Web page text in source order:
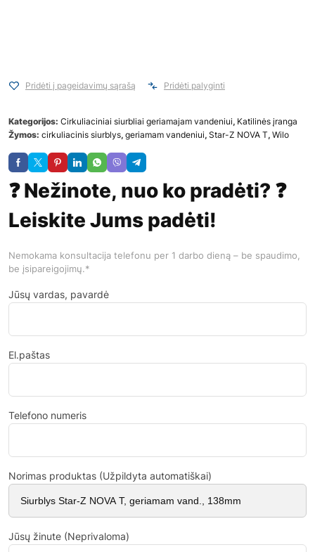
Pridėti į pageidavimų sąrašą Pridėti palyginti
Kategorijos: Cirkuliaciniai siurbliai geriamajam vandeniui, Katilinės įranga
Žymos: cirkuliacinis siurblys, geriamam vandeniui, Star-Z NOVA T, Wilo
❓ Nežinote, nuo ko pradėti? ❓
Leiskite Jums padėti!
Nemokama konsultacija telefonu per 1 darbo dieną – be spaudimo,
be įsipareigojimų.*
Jūsų vardas, pavardė
El.paštas
Telefono numeris
Norimas produktas (Užpildyta automatiškai)
Jūsų žinute (Neprivaloma)